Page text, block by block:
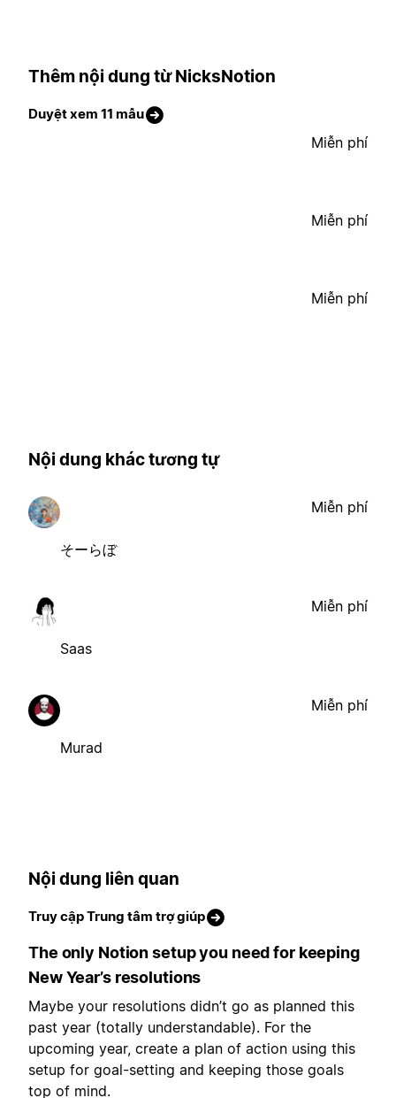
Thêm nội dung từ NicksNotion
Duyệt xem 11 mẫu
Miễn phí
Miễn phí
Miễn phí
Nội dung khác tương tự
そーらぼ
Miễn phí
Saas
Miễn phí
Murad
Miễn phí
Nội dung liên quan
Truy cập Trung tâm trợ giúp
The only Notion setup you need for keeping
New Year’s resolutions
Maybe your resolutions didn’t go as planned this
past year (totally understandable). For the
upcoming year, create a plan of action using this
setup for goal-setting and keeping those goals
top of mind.